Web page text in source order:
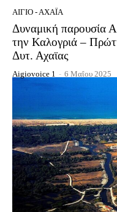
ΑΊΓΙΟ - ΑΧΑΪ́Α
Δυναμική παρουσία
την Καλογριά –
Δυτ. Αχαϊας
Aigiovoice 1 - 6 Μαΐου 2025